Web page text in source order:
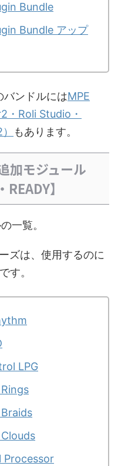
Bundle
Bundle アップ
バンドルにはMPE
・Roli Studio・
もあります。
モジュール
】
一覧。
ズは、使用するのに
す。
LPG
Processor